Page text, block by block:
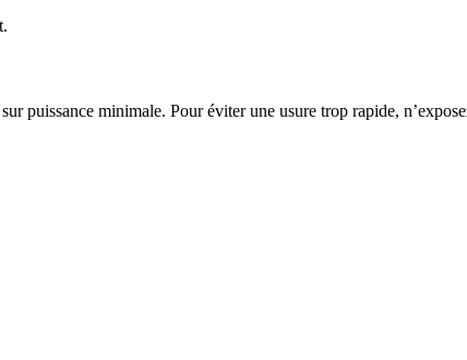
puissance minimale. Pour éviter une usure trop rapide,